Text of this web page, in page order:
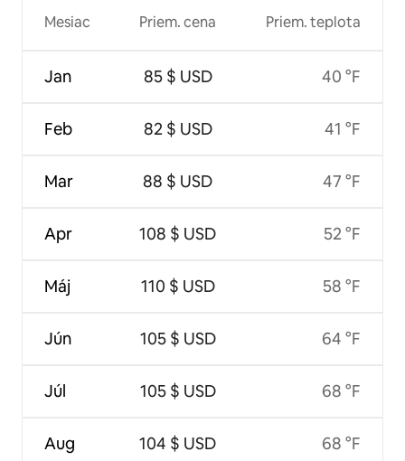
Mesiac
Jan
Feb
Mar
Apr
Máj
Jún
Júl
Aug
Priem. cena
85 $ USD
82 $ USD
88 $ USD
108 $ USD
110 $ USD
105 $ USD
105 $ USD
104 $ USD
Priem. teplota
40 °F
41 °F
47 °F
52 °F
58 °F
64 °F
68 °F
68 °F